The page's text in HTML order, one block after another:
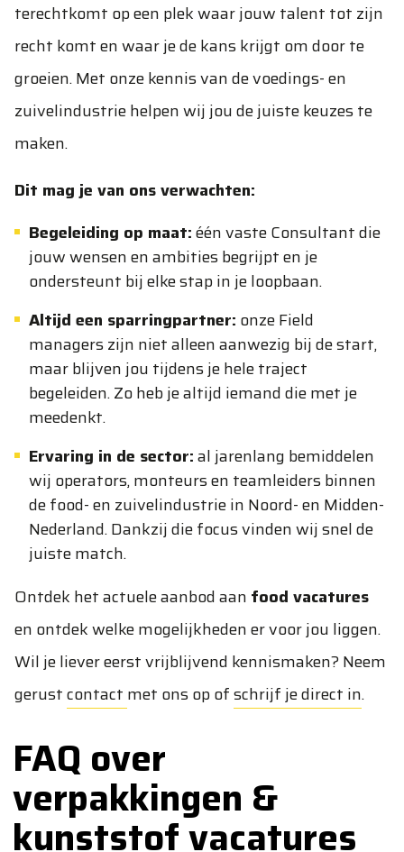
terechtkomt op een plek waar jouw talent tot zijn
recht komt en waar je de kans krijgt om door te
groeien. Met onze kennis van de voedings- en
zuivelindustrie helpen wij jou de juiste keuzes te
maken.
Dit mag je van ons verwachten:
Begeleiding op maat:één vaste Consultant die
jouw wensen en ambities begrijpt en je
ondersteunt bij elke stap in je loopbaan.
Altijd een sparringpartner: onze Field
managers zijn niet alleen aanwezig bij de start,
maar blijven jou tijdens je hele traject
begeleiden. Zo heb je altijd iemand die met je
meedenkt.
Ervaring in de sector:al jarenlang bemiddelen
wij operators, monteurs en teamleiders binnen
de food- en zuivelindustrie in Noord- en Midden-
Nederland. Dankzij die focus vinden wij snel de
juiste match.
Ontdek het actuele aanbod aan food vacatures
en ontdek welke mogelijkheden er voor jou liggen.
Wil je liever eerst vrijblijvend kennismaken? Neem
gerustcontact met ons op ofschrijf je direct in.
FAQ over
verpakkingen &
kunststof vacatures